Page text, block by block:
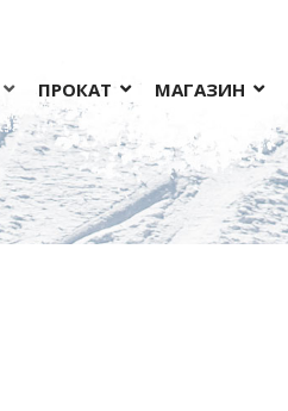
ПРОКАТ МАГАЗИН